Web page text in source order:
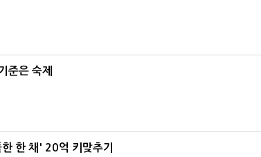
준은 숙제
한 채' 20억 키맞추기